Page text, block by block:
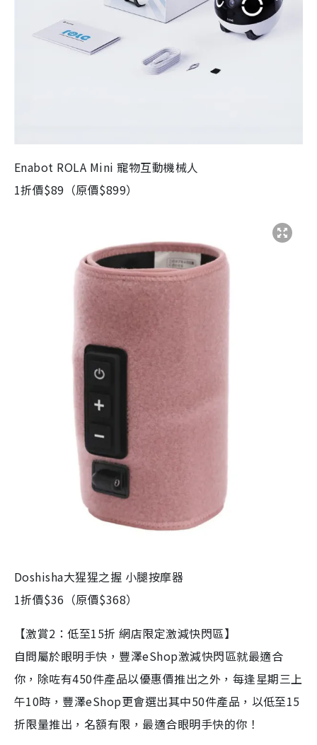
Enabot ROLA Mini 寵物互動機械人
1折價$89（原價$899）
Doshisha大猩猩之握 小腿按摩器
1折價$36（原價$368）
【激賞2：低至15折 網店限定激減快閃區】
自問屬於眼明手快，豐澤eShop激減快閃區就最適合
你，除咗有450件產品以優惠價推出之外，每逢星期三上
午10時，豐澤eShop更會選出其中50件產品，以低至15
折限量推出，名額有限，最適合眼明手快的你！